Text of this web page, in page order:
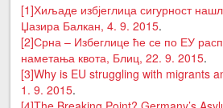
[1]Хиљаде избјеглица сигурност
Џазира Балкан, 4. 9. 2015.
[2]Срна – Избеглице ће се по ЕУ
наметања квота, Блиц, 22. 9. 2015.
[3]Why is EU struggling with migrants
1. 9. 2015.